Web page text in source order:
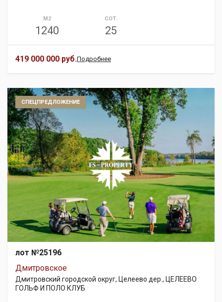
М2
1240
СОТ.
25
419 000 000 руб.Подробнее
СПЕЦПРЕДЛОЖЕНИЕ
лот №25196
Дмитровское
Дмитровский городской округ, Целеево дер., ЦЕЛЕЕВО
ГОЛЬФ И ПОЛО КЛУБ